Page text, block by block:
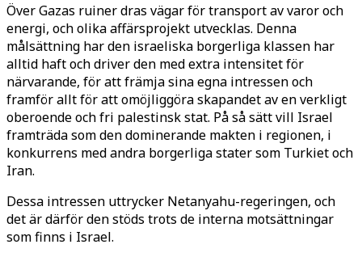
Över Gazas ruiner dras vägar för transport av varor och
energi, och olika affärsprojekt utvecklas. Denna
målsättning har den israeliska borgerliga klassen har
alltid haft och driver den med extra intensitet för
närvarande, för att främja sina egna intressen och
framför allt för att omöjliggöra skapandet av en verkligt
oberoende och fri palestinsk stat. På så sätt vill Israel
framträda som den dominerande makten i regionen, i
konkurrens med andra borgerliga stater som Turkiet och
Iran.
Dessa intressen uttrycker Netanyahu-regeringen, och
det är därför den stöds trots de interna motsättningar
som finns i Israel.